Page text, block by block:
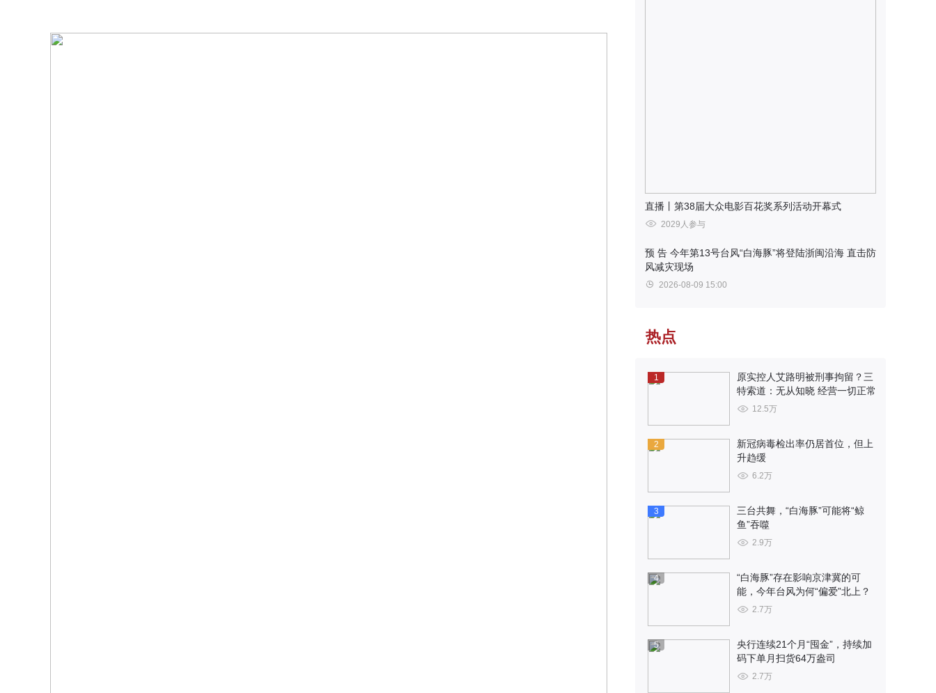
直播丨第38届大众电影百花奖系列活动开幕式
2029人参与
预 告 今年第13号台风“白海豚”将登陆浙闽沿海 直击防
风减灾现场
2026-08-09 15:00
热点
1
原实控人艾路明被刑事拘留？三
特索道：无从知晓 经营一切正常
12.5万
2
新冠病毒检出率仍居首位，但上
升趋缓
6.2万
3
三台共舞，“白海豚”可能将“鲸
鱼”吞噬
2.9万
4
“白海豚”存在影响京津冀的可
能，今年台风为何“偏爱”北上？
2.7万
5
央行连续21个月“囤金”，持续加
码下单月扫货64万盎司
2.7万